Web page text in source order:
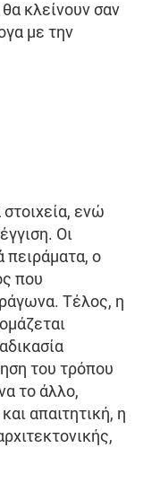
κλείνουν σαν
με την
ενώ
Οι
πειράματα, ο
που
Τέλος, η
του τρόπου
το άλλο,
απαιτητική, η